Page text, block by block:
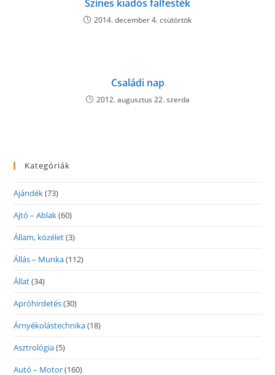
Színes kiadós falfesték
2014. december 4. csütörtök
Családi nap
2012. augusztus 22. szerda
Kategóriák
Ajándék(73)
Ajtó – Ablak(60)
Állam, közélet(3)
Állás – Munka(112)
Állat(34)
Apróhirdetés(30)
Árnyékolástechnika(18)
Asztrológia(5)
Autó – Motor(160)